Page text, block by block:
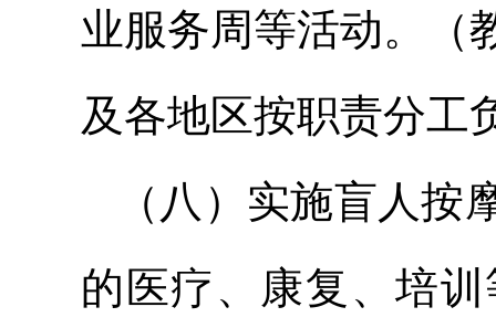
业服务周等活动。（
及各地区按职责分工
（八）实施盲人
的医疗、康复、培